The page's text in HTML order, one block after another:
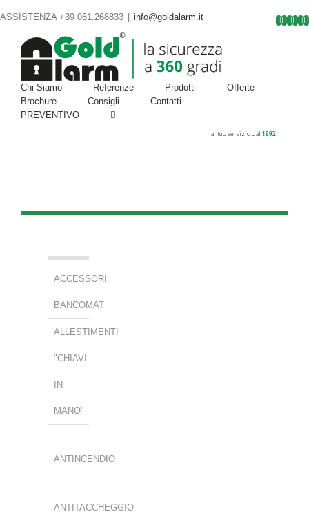
ASSISTENZA +39 081.268833 info@goldalarm.it
Chi Siamo Referenze Prodotti
Offerte
Brochure
Consigli
Contatti
PREVENTIVO
al tuo servizio dal1992
ACCESSORI
BANCOMAT
ALLESTIMENTI
"CHIAVI
IN
MANO"
ANTINCENDIO
ANTITACCHEGGIO